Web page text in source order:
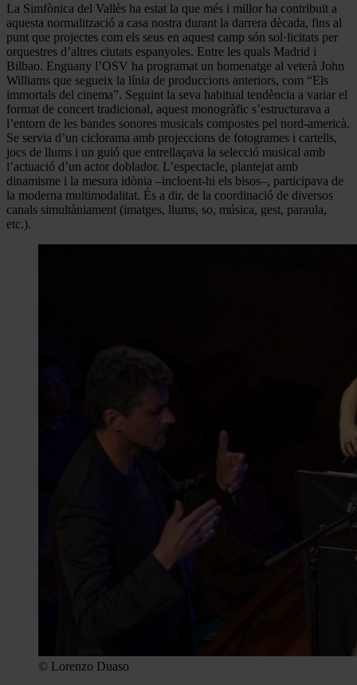
La Simfònica del Vallès ha estat la que més i millor ha contribuït a
aquesta normalització a casa nostra durant la darrera dècada, fins al
punt que projectes com els seus en aquest camp són sol·licitats per
orquestres d’altres ciutats espanyoles. Entre les quals Madrid i
Bilbao. Enguany l’OSV ha programat un homenatge al veterà John
Williams que segueix la línia de produccions anteriors, com “Els
immortals del cinema”. Seguint la seva habitual tendència a variar el
format de concert tradicional, aquest monogràfic s’estructurava a
l’entorn de les bandes sonores musicals compostes pel nord-americà.
Se servia d’un ciclorama amb projeccions de fotogrames i cartells,
jocs de llums i un guió que entrellaçava la selecció musical amb
l’actuació d’un actor doblador. L’espectacle, plantejat amb
dinamisme i la mesura idònia –incloent-hi els bisos–, participava de
la moderna multimodalitat. És a dir, de la coordinació de diversos
canals simultàniament (imatges, llums, so, música, gest, paraula,
etc.).
© Lorenzo Duaso